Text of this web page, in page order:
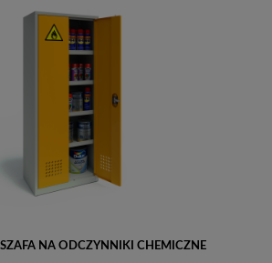
NA ODCZYNNIKI CHEMICZNE